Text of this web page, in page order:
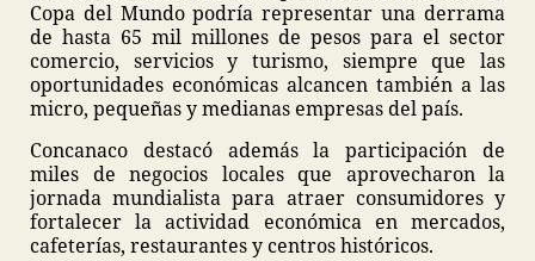
Copa del Mundo podría representar una derrama
de hasta 65 mil millones de pesos para el sector
comercio, servicios y turismo, siempre que las
oportunidades económicas alcancen también a las
micro, pequeñas y medianas empresas del país.
Concanaco destacó además la participación de
miles de negocios locales que aprovecharon la
jornada mundialista para atraer consumidores y
fortalecer la actividad económica en mercados,
cafeterías, restaurantes y centros históricos.